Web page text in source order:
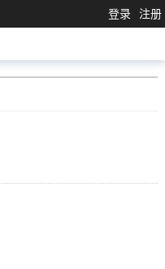
登录 注册